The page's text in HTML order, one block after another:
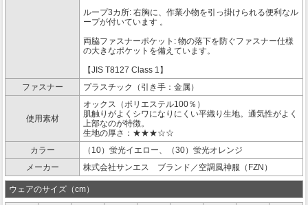
ループ3カ所: 右胸に、作業小物を引っ掛けられる便利なル
ープが付いています 。
両脇ファスナーポケット: 物の落下を防ぐファスナー仕様
の大きなポケットを備えています。
【JIS T8127 Class 1】
ファスナー
プラスチック（引き手：金属）
使用素材
オックス（ポリエステル100％）
肌触りがよくシワになりにくい平織り生地。通気性がよく
上部なのが特徴。
生地の厚さ：★★★☆☆
カラー
（10）蛍光イエロー、（30）蛍光オレンジ
メーカー
株式会社サンエス ブランド／空調風神服（FZN）
ウェアのサイズ（cm）